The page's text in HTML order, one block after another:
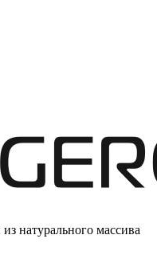
натурального массива